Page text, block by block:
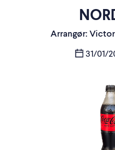
Arrangør:
31/01/